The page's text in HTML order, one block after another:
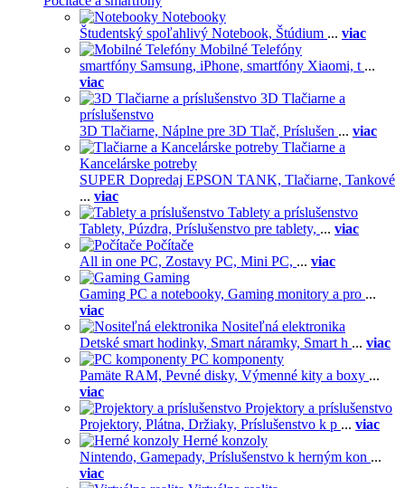
Notebooky
Študentský spoľahlivý Notebook, Štúdium ... viac
Mobilné Telefóny
smartfóny Samsung, iPhone, smartfóny Xiaomi, t ...
viac
3D Tlačiarne a
príslušenstvo
3D Tlačiarne, Náplne pre 3D Tlač, Príslušen ... viac
Tlačiarne a
Kancelárske potreby
SUPER Dopredaj EPSON TANK, Tlačiarne, Tankové
... viac
Tablety a príslušenstvo
Tablety, Púzdra, Príslušenstvo pre tablety, ... viac
Počítače
All in one PC, Zostavy PC, Mini PC, ... viac
Gaming
Gaming PC a notebooky, Gaming monitory a pro ...
viac
Nositeľná elektronika
Detské smart hodinky, Smart náramky, Smart h ... viac
PC komponenty
Pamäte RAM, Pevné disky, Výmenné kity a boxy ...
viac
Projektory a príslušenstvo
Projektory, Plátna, Držiaky, Príslušenstvo k p ... viac
Herné konzoly
Nintendo, Gamepady, Príslušenstvo k herným kon ...
viac